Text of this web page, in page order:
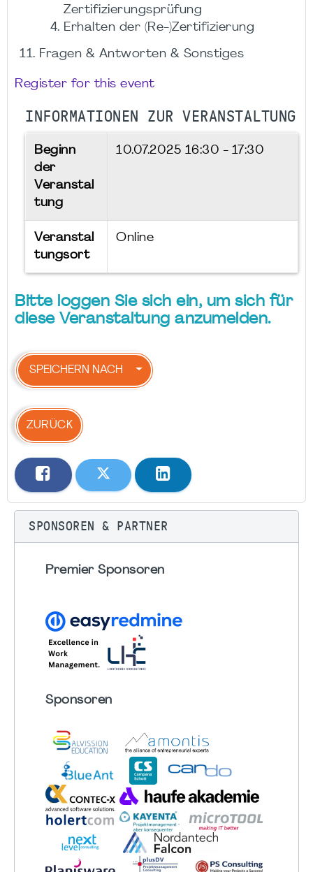
Zertifizierungsprüfung
Erhalten der (Re-)Zertifizierung
Fragen & Antworten & Sonstiges
Register for this event
INFORMATIONEN ZUR VERANSTALTUNG
Beginn
der
Veranstal
tung
10.07.2025 16:30 - 17:30
Veranstal
tungsort
Online
Bitte loggen Sie sich ein, um sich für
diese Veranstaltung anzumelden.
SPEICHERN NACH
ZURÜCK
SPONSOREN & PARTNER
Premier Sponsoren
Sponsoren